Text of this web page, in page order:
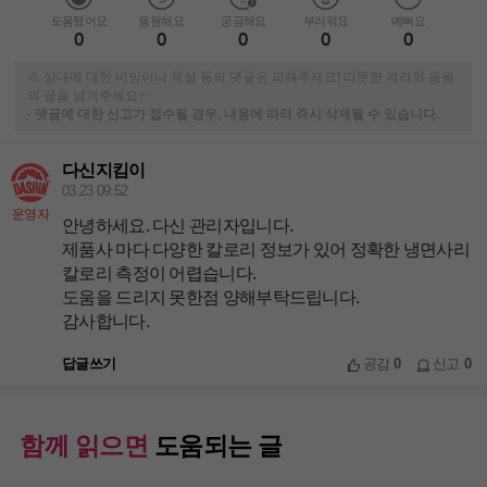
도움됐어요
0
응원해요
0
궁금해요
0
부러워요
0
예뻐요
0
※ 상대에 대한 비방이나 욕설 등의 댓글은 피해주세요! 따뜻한 격려와 응원
의 글을 남겨주세요~
-
댓글에 대한 신고가 접수될 경우, 내용에 따라 즉시 삭제될 수 있습니다.
운영자
다신지킴이
03.23 09:52
안녕하세요. 다신 관리자입니다.
제품사 마다 다양한 칼로리 정보가 있어 정확한 냉면사리
칼로리 측정이 어렵습니다.
도움을 드리지 못한점 양해부탁드립니다.
감사합니다.
답글쓰기 공감0 신고 0
함께 읽으면 도움되는 글